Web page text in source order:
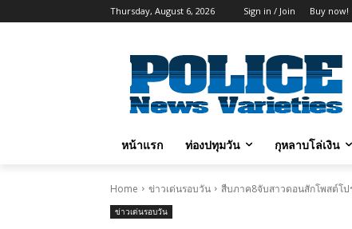
Thursday, August 6, 2026 Sign in / Join Buy now!
หน้าแรก ท่องปทุมวัน กุหลาบโล่เงิน
Home ข่าวเด่นรอบวัน สืบภาค8จับสาวดอนสักโพสต์โ
ข่าวเด่นรอบวัน